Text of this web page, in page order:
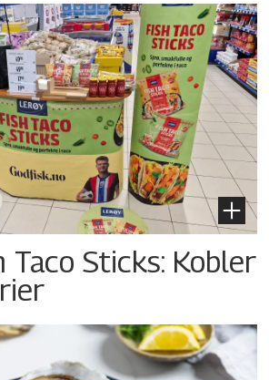
Taco Sticks: Kobler